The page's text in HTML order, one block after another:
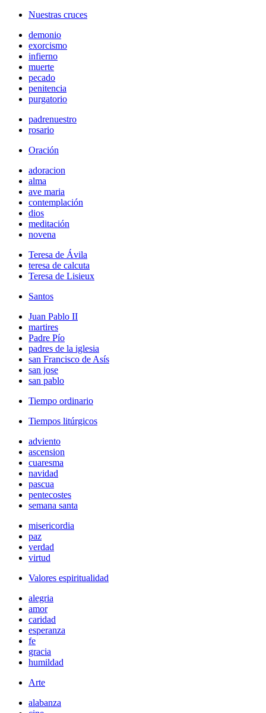
Nuestras cruces
demonio
exorcismo
infierno
muerte
pecado
penitencia
purgatorio
padrenuestro
rosario
Oración
adoracion
alma
ave maria
contemplación
dios
meditación
novena
Teresa de Ávila
teresa de calcuta
Teresa de Lisieux
Santos
Juan Pablo II
martires
Padre Pío
padres de la iglesia
san Francisco de Asís
san jose
san pablo
Tiempo ordinario
Tiempos litúrgicos
adviento
ascension
cuaresma
navidad
pascua
pentecostes
semana santa
misericordia
paz
verdad
virtud
Valores espiritualidad
alegria
amor
caridad
esperanza
fe
gracia
humildad
Arte
alabanza